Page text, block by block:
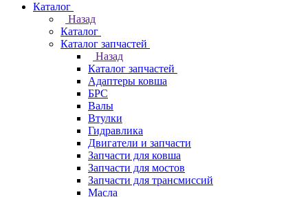
Каталог
Назад
Каталог
Каталог запчастей
Назад
Каталог запчастей
Адаптеры ковша
БРС
Валы
Втулки
Гидравлика
Двигатели и запчасти
Запчасти для ковша
Запчасти для мостов
Запчасти для трансмиссий
Масла